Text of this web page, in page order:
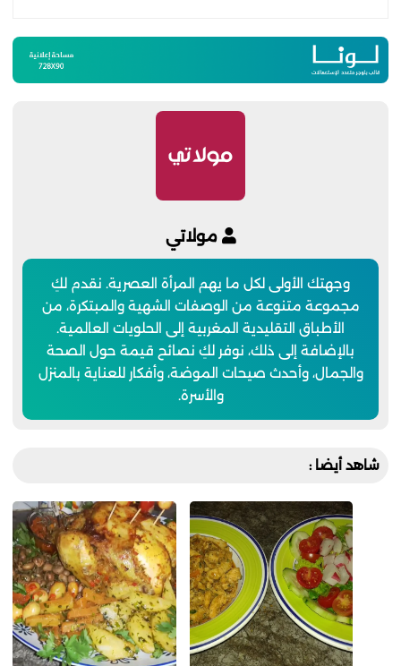
مولاتي
وجهتك الأولى لكل ما يهم المرأة العصرية. نقدم لكِ
مجموعة متنوعة من الوصفات الشهية والمبتكرة، من
الأطباق التقليدية المغربية إلى الحلويات العالمية.
بالإضافة إلى ذلك، نوفر لكِ نصائح قيمة حول الصحة
والجمال، وأحدث صيحات الموضة، وأفكار للعناية بالمنزل
والأسرة.
شاهد أيضا :